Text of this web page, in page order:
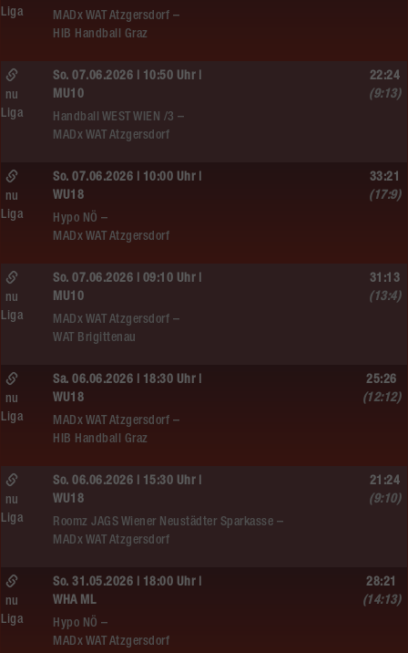
MADx WAT Atzgersdorf –
HIB Handball Graz
Liga
So. 07.06.2026 | 10:50 Uhr |
MU10
Handball WEST WIEN /3 –
MADx WAT Atzgersdorf
nu
Liga
22:24
(9:13)
So. 07.06.2026 | 10:00 Uhr |
WU18
Hypo NÖ –
MADx WAT Atzgersdorf
nu
Liga
33:21
(17:9)
So. 07.06.2026 | 09:10 Uhr |
MU10
MADx WAT Atzgersdorf –
WAT Brigittenau
nu
Liga
31:13
(13:4)
Sa. 06.06.2026 | 18:30 Uhr |
WU18
MADx WAT Atzgersdorf –
HIB Handball Graz
nu
Liga
25:26
(12:12)
So. 06.06.2026 | 15:30 Uhr |
WU18
Roomz JAGS Wiener Neustädter Sparkasse –
MADx WAT Atzgersdorf
nu
Liga
21:24
(9:10)
So. 31.05.2026 | 18:00 Uhr |
WHA ML
Hypo NÖ –
MADx WAT Atzgersdorf
nu
Liga
28:21
(14:13)